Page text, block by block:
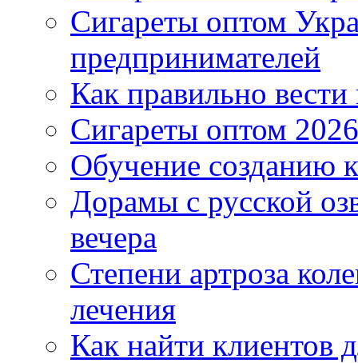
Сигареты оптом
предпринимателей
Как правильно
Сигареты оптом
Обучение созданию
Дорамы с русской
вечера
Степени артроза
лечения
Как найти клиентов